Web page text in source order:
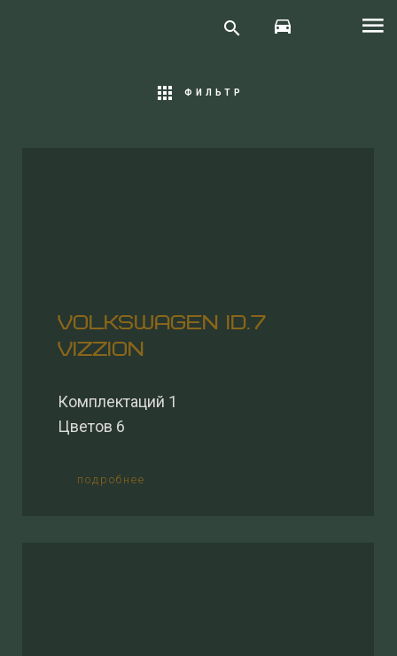
VOLKSWAGEN
ФИЛЬТР
VOLKSWAGEN ID.7
VIZZION
Комплектаций 1
Цветов 6
подробнее